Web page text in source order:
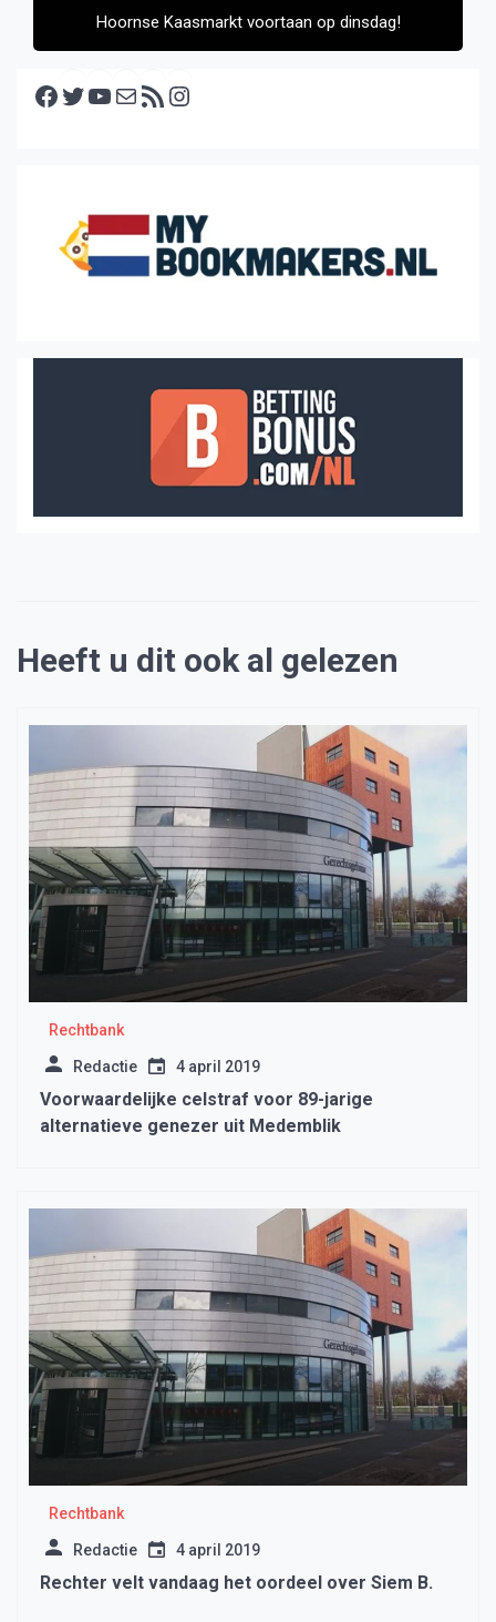
Hoornse Kaasmarkt voortaan op dinsdag!
Facebook Twitter YouTube E-mail RSS feed
Heeft u dit ook al gelezen
Rechtbank
Redactie 4 april 2019
Voorwaardelijke celstraf voor 89-jarige
alternatieve genezer uit Medemblik
Rechtbank
Redactie 4 april 2019
Rechter velt vandaag het oordeel over Siem B.